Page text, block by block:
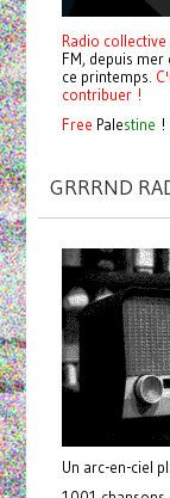
Radio
FM, depuis
ce printemps.
contribuer !
Free Palestine !
GRRRND
Un arc-en-ciel